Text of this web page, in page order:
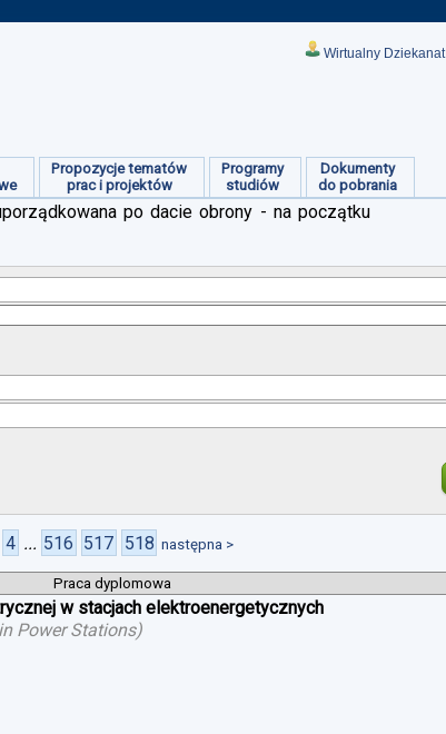
Wirtualny Dziekanat
Propozycje tematów
prac i projektów
Programy
studiów
Dokumenty
do pobrania
po dacie obrony - na początku
4 ... 516 517 518 następna >
Praca dyplomowa
w stacjach elektroenergetycznych
Power Stations)